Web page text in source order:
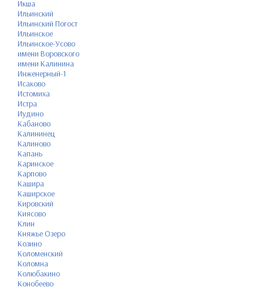
Икша
Ильинский
Ильинский Погост
Ильинское
Ильинское-Усово
имени Воровского
имени Калинина
Инженерный-1
Исаково
Истомиха
Истра
Иудино
Кабаново
Калининец
Калиново
Капань
Каринское
Карпово
Кашира
Каширское
Кировский
Киясово
Клин
Княжье Озеро
Козино
Коломенский
Коломна
Колюбакино
Конобеево